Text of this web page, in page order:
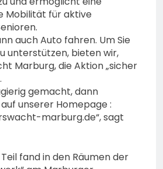
Mobilität für aktive
auch Auto fahren. Um Sie
unterstützen, bieten wir,
Marburg, die Aktion „sicher
gemacht, dann
unserer Homepage :
marburg.de“, sagt
fand in den Räumen der